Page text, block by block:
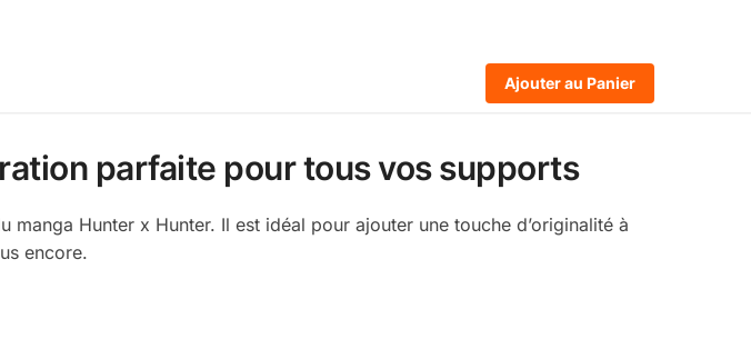
Ajouter au Panier
parfaite pour tous vos supports
Hunter x Hunter. Il est idéal pour ajouter une touche d’originalité à
encore.